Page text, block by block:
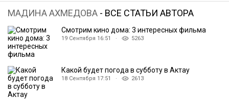
МАДИНА АХМЕДОВА - ВСЕ СТАТЬИ АВТОРА
Смотрим кино дома: 3 интересных фильма
19 Сентября 16:51 · 5263
Какой будет погода в субботу в Актау
18 Сентября 17:51 · 2613